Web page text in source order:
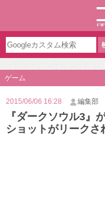
ゲーム
2015/06/06 16:28 編集部
『ダークソウル3
ショットがリークさ